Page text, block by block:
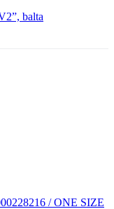
balta
/ ONE SIZE